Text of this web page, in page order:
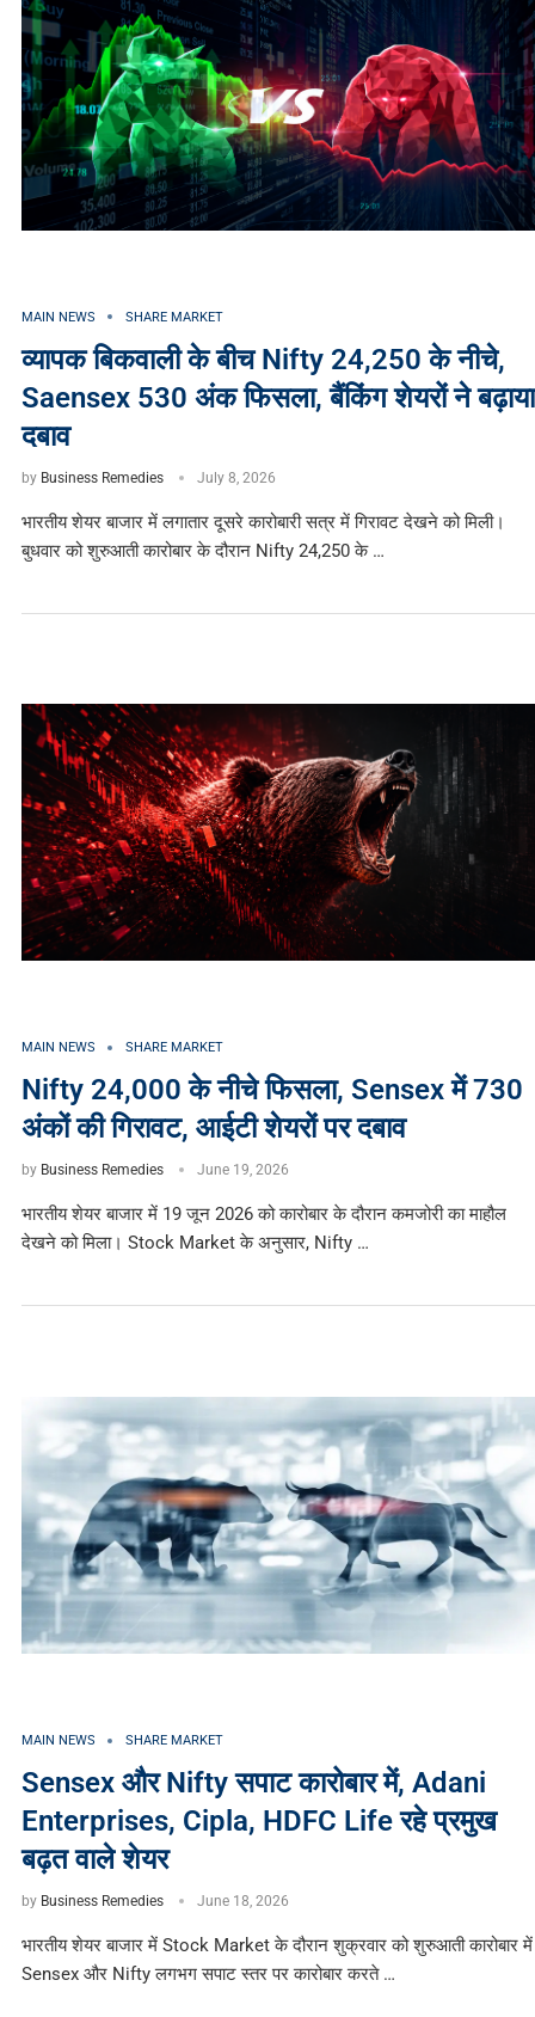
MAIN NEWS SHARE MARKET
व्यापक बिकवाली के बीच Nifty 24,250 के नीचे,
Saensex 530 अंक फिसला, बैंकिंग शेयरों ने बढ़ाया
दबाव
by Business Remedies July 8, 2026
भारतीय शेयर बाजार में लगातार दूसरे कारोबारी सत्र में गिरावट देखने को मिली।
बुधवार को शुरुआती कारोबार के दौरान Nifty 24,250 के …
MAIN NEWS SHARE MARKET
Nifty 24,000 के नीचे फिसला, Sensex में 730
अंकों की गिरावट, आईटी शेयरों पर दबाव
by Business Remedies June 19, 2026
भारतीय शेयर बाजार में 19 जून 2026 को कारोबार के दौरान कमजोरी का माहौल
देखने को मिला। Stock Market के अनुसार, Nifty …
MAIN NEWS SHARE MARKET
Sensex और Nifty सपाट कारोबार में, Adani
Enterprises, Cipla, HDFC Life रहे प्रमुख
बढ़त वाले शेयर
by Business Remedies June 18, 2026
भारतीय शेयर बाजार में Stock Market के दौरान शुक्रवार को शुरुआती कारोबार में
Sensex और Nifty लगभग सपाट स्तर पर कारोबार करते …